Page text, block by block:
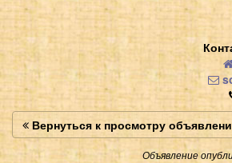
Вернуться к просмотру
Объявление